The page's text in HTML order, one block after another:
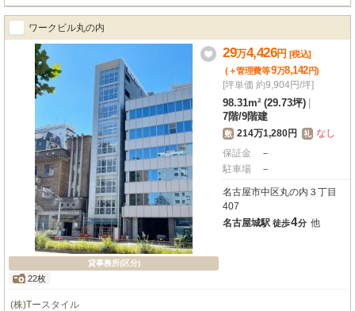
で、「食べる場所」「くつろぐ場所」「眠る場所」をしっかり分けたい方にピ
ッタリ。キッチンやバスルームなどの水回りも、ホワイト基調で清潔感たっぷ
り 🛁毎日の自炊やお風呂タイムが楽しくなりそうな充実の設備です 🍳周辺は
「外堀通り」のすぐ近くでアクセスも抜群 🚗💨落ち着いた雰囲気と利便性が
両立した、まさに大人の隠れ家のようなお部屋です。住居としてはもちろん、
この雰囲気を活かしたアトリエや、ちょっとしたSOHO・オフィス利用にも想
像が膨らみますね 💡「自分だけの特別な空間を作りたい！」そんな方はぜひ
一度、この素敵空間を体感しに来てください 🏃‍♂️💨
ワークビル丸の内
貸事務所(区分)
22枚
29万4,426円 [税込]
(＋管理費等9万8,142円)
[坪単価 約9,904円/坪]
98.31m² (29.73坪)
7階/9階建
敷 214万1,280円 礼 なし
保証金
－
駐車場
－
名古屋市中区丸の内３丁目
407
名古屋城駅 徒歩4分 他
(株)Tースタイル